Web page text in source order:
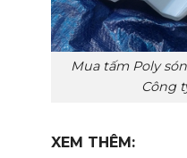
Mua tấm Poly
Công
XEM THÊM: